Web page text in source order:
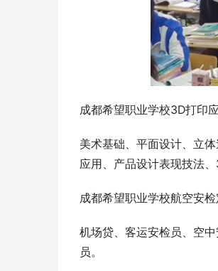
成都希望职业学校3D打印
美术基础、平面设计、立
应用、产品设计表现技法
成都希望职业学校航空安
机场贷、客运安检员、空
员。